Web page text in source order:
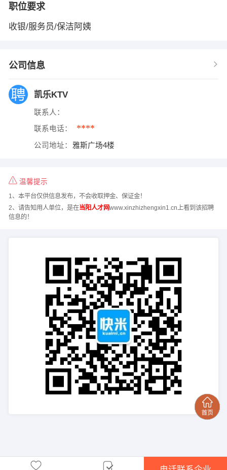
职位要求
收银/服务员/保洁阿姨
公司信息
凯乐KTV
联系人：
联系电话： ****
公司地址： 雅斯广场4楼
温馨提示
1、本平台仅供信息发布，不会收取押金、保证金！
2、请告知用人单位，是在当阳人才网www.xinzhizhengxin1.cn上看到该招聘
信息的！